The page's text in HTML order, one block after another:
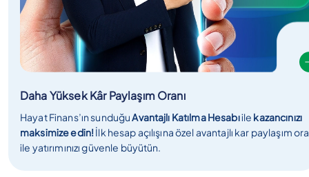
Daha Yüksek Kâr Paylaşım Oranı
Hayat Finans’ın sunduğuAvantajlı Katılma Hesabıile kazancınızı
maksimize edin! İlk hesap açılışına özel avantajlı kar paylaşım
ile yatırımınızı güvenle büyütün.